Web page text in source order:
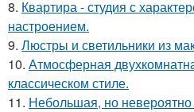
8. Квартира - студия с
настроением.
9. Люстры и светильники из
10. Атмосферная
классическом стиле.
11. Небольшая, но